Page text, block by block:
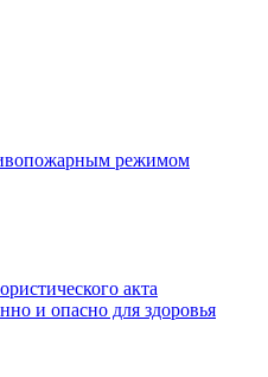
режимом
акта
и опасно для здоровья